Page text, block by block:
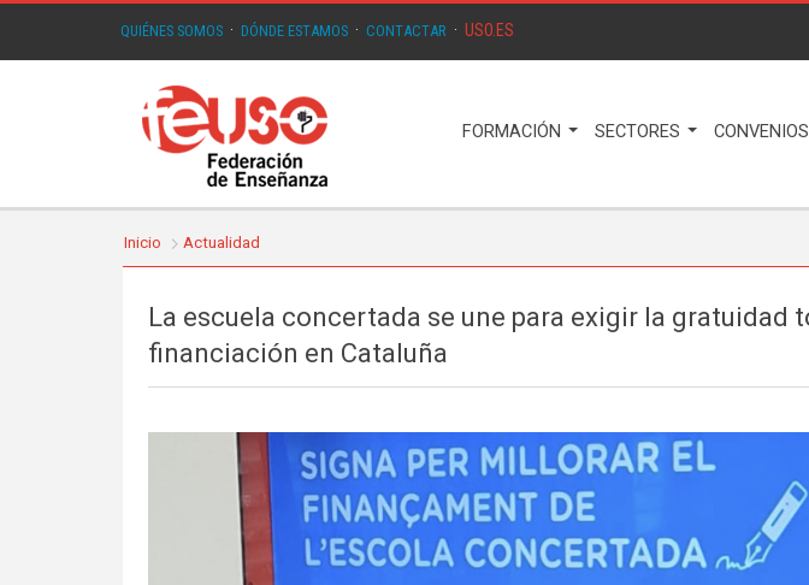
QUIÉNES SOMOS · DÓNDE ESTAMOS · CONTACTAR · USO.ES
FORMACIÓN SECTORES CONVENIOS
Inicio Actualidad
La escuela concertada se une para exigir la gratuidad
financiación en Cataluña